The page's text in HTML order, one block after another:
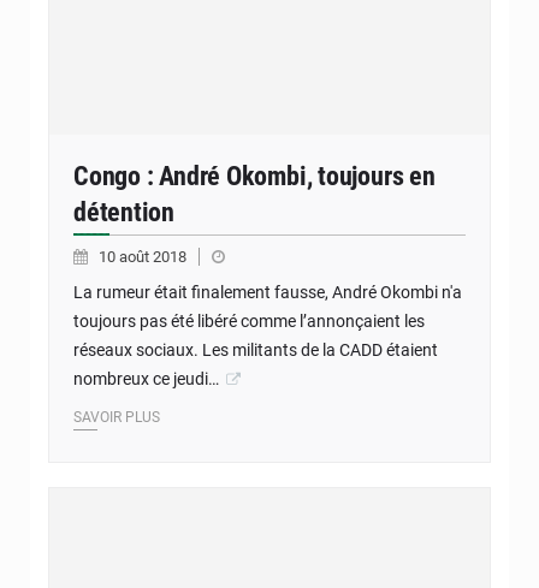
Congo : André Okombi, toujours en
détention
10 août 2018
La rumeur était finalement fausse, André Okombi n'a
toujours pas été libéré comme l’annonçaient les
réseaux sociaux. Les militants de la CADD étaient
nombreux ce jeudi…
SAVOIR PLUS